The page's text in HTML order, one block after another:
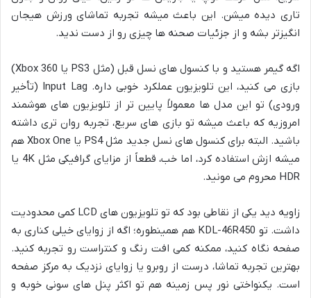
تاری دیده میشن. این باعث میشه تجربه تماشای ورزش هیجان
انگیزتر بشه و از جزئیات صحنه ها چیزی رو از دست ندید.
اگه گیمر هستید و با کنسول های نسل قبل (مثل PS3 یا Xbox 360)
بازی می کنید، این تلویزیون عملکرد خوبی داره. Input Lag (تأخیر
ورودی) تو این مدل ها معمولاً پایین تر از تلویزیون های هوشمند
امروزیه که باعث میشه تو بازی های سریع، تجربه روان تری داشته
باشید. البته برای کنسول های نسل جدید مثل PS4 یا Xbox One هم
میشه ازش استفاده کرد، اما خب، قطعاً از مزایای گرافیکی مثل 4K یا
HDR محروم می مونید.
زاویه دید یکی از نقاطی بود که تو تلویزیون های LCD کمی محدودیت
داشت. تو KDL-46R450 هم همینطوره؛ اگه از زوایای خیلی کناری به
صفحه نگاه کنید، ممکنه کمی افت رنگ و کنتراست رو تجربه کنید.
بهترین تجربه تماشا، درست از روبرو یا زوایای نزدیک به مرکز صفحه
است. یکنواختی نور پس زمینه هم تو اکثر پنل های سونی خوبه و